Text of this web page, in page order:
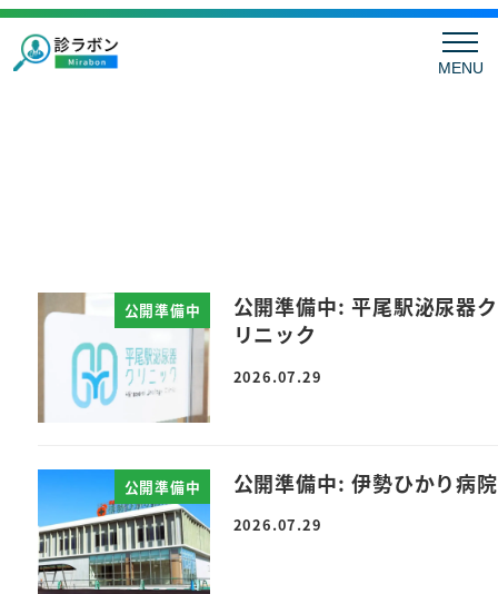
MENU
公開準備中
公開準備中: 平尾駅泌尿器ク
リニック
2026.07.29
公開準備中 公開準備中: 伊勢ひかり病院
2026.07.29